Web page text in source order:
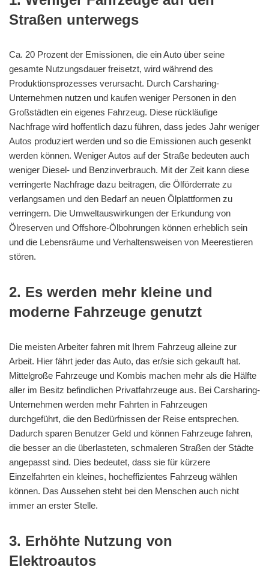
Straßen unterwegs
Ca. 20 Prozent der Emissionen, die ein Auto über seine
gesamte Nutzungsdauer freisetzt, wird während des
Produktionsprozesses verursacht. Durch Carsharing-
Unternehmen nutzen und kaufen weniger Personen in den
Großstädten ein eigenes Fahrzeug. Diese rückläufige
Nachfrage wird hoffentlich dazu führen, dass jedes Jahr weniger
Autos produziert werden und so die Emissionen auch gesenkt
werden können. Weniger Autos auf der Straße bedeuten auch
weniger Diesel- und Benzinverbrauch. Mit der Zeit kann diese
verringerte Nachfrage dazu beitragen, die Ölförderrate zu
verlangsamen und den Bedarf an neuen Ölplattformen zu
verringern. Die Umweltauswirkungen der Erkundung von
Ölreserven und Offshore-Ölbohrungen können erheblich sein
und die Lebensräume und Verhaltensweisen von Meerestieren
stören.
2. Es werden mehr kleine und
moderne Fahrzeuge genutzt
Die meisten Arbeiter fahren mit Ihrem Fahrzeug alleine zur
Arbeit. Hier fährt jeder das Auto, das er/sie sich gekauft hat.
Mittelgroße Fahrzeuge und Kombis machen mehr als die Hälfte
aller im Besitz befindlichen Privatfahrzeuge aus. Bei Carsharing-
Unternehmen werden mehr Fahrten in Fahrzeugen
durchgeführt, die den Bedürfnissen der Reise entsprechen.
Dadurch sparen Benutzer Geld und können Fahrzeuge fahren,
die besser an die überlasteten, schmaleren Straßen der Städte
angepasst sind. Dies bedeutet, dass sie für kürzere
Einzelfahrten ein kleines, hocheffizientes Fahrzeug wählen
können. Das Aussehen steht bei den Menschen auch nicht
immer an erster Stelle.
3. Erhöhte Nutzung von
Elektroautos